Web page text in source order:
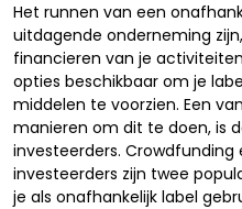
Het runnen van een
uitdagende onderneming
financieren van je
opties beschikbaar om je
middelen te voorzien. Een
manieren om dit te doen, is
investeerders.
investeerders zijn twee
je als onafhankelijk label